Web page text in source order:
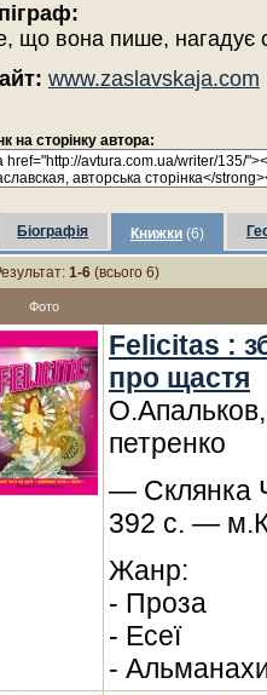
що вона пише, нагадує
www.zaslavskaja.com
на сторінку автора:
Біографія Книжки (6)
1-6 (всього 6)
Фото
Felicitas :
про щастя
петренко
— Склянка
392 с. —
Жанр:
- Проза
- Есеї
-